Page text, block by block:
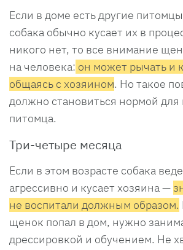
Если в доме есть другие
собака обычно кусает их в
никого нет, то все внимание
на человека: он может рычать и
общаясь с хозяином. Но такое
должно становиться нормой
питомца.
Три-четыре месяца
Если в этом возрасте собака
агрессивно и кусает хозяина —
не воспитали должным образом.
щенок попал в дом, нужно
дрессировкой и обучением. Не